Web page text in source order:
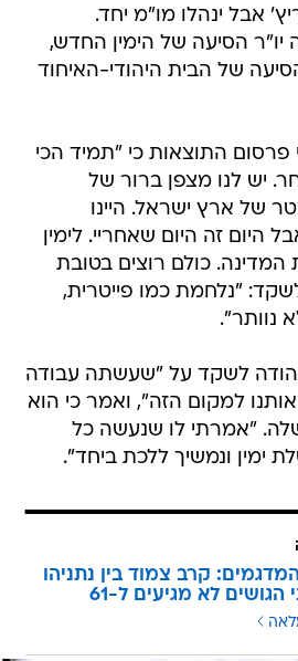
אבל ינהלו מו"מ יחד.
יו"ר הסיעה של הימין החדש,
של הבית היהודי-האיחוד
התוצאות כי "תמיד הכי
יש לנו מצפן ברור של
של ארץ ישראל. היינו
היום זה היום שאחריי. לימין
המדינה. כולם רוצים בטובת
"נלחמת כמו פייטרית,
נוותר".
הודה לשקד על "שעשתה עבודה
למקום הזה", ואמר כי הוא
"אמרתי לו שנעשה כל
ונמשיך ללכת ביחד".
קרב צמוד בין נתניהו
הגושים לא מגיעים ל-61